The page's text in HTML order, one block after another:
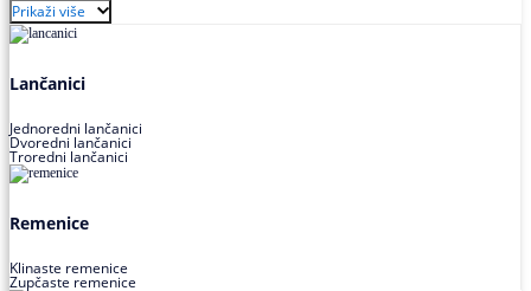
Prikaži više
Lančanici
Jednoredni lančanici
Dvoredni lančanici
Troredni lančanici
Remenice
Klinaste remenice
Zupčaste remenice